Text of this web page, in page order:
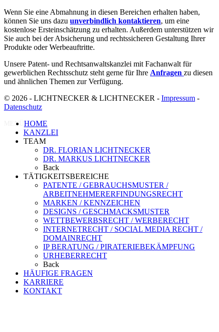
Wenn Sie eine Abmahnung in diesen Bereichen erhalten haben,
können Sie uns dazu unverbindlich kontaktieren, um eine
kostenlose Ersteinschätzung zu erhalten. Außerdem unterstützen wir
Sie auch bei der Absicherung und rechtssicheren Gestaltung Ihrer
Produkte oder Werbeauftritte.
Unsere Patent- und Rechtsanwaltskanzlei mit Fachanwalt für
gewerblichen Rechtsschutz steht gerne für Ihre Anfragen zu diesen
und ähnlichen Themen zur Verfügung.
© 2026 - LICHTNECKER & LICHTNECKER - Impressum -
Datenschutz
MENÜ HOME
KANZLEI
TEAM
DR. FLORIAN LICHTNECKER
DR. MARKUS LICHTNECKER
Back
TÄTIGKEITSBEREICHE
PATENTE / GEBRAUCHSMUSTER /
ARBEITNEHMERERFINDUNGSRECHT
MARKEN / KENNZEICHEN
DESIGNS / GESCHMACKSMUSTER
WETTBEWERBSRECHT / WERBERECHT
INTERNETRECHT / SOCIAL MEDIA RECHT /
DOMAINRECHT
IP BERATUNG / PIRATERIEBEKÄMPFUNG
URHEBERRECHT
Back
HÄUFIGE FRAGEN
KARRIERE
KONTAKT